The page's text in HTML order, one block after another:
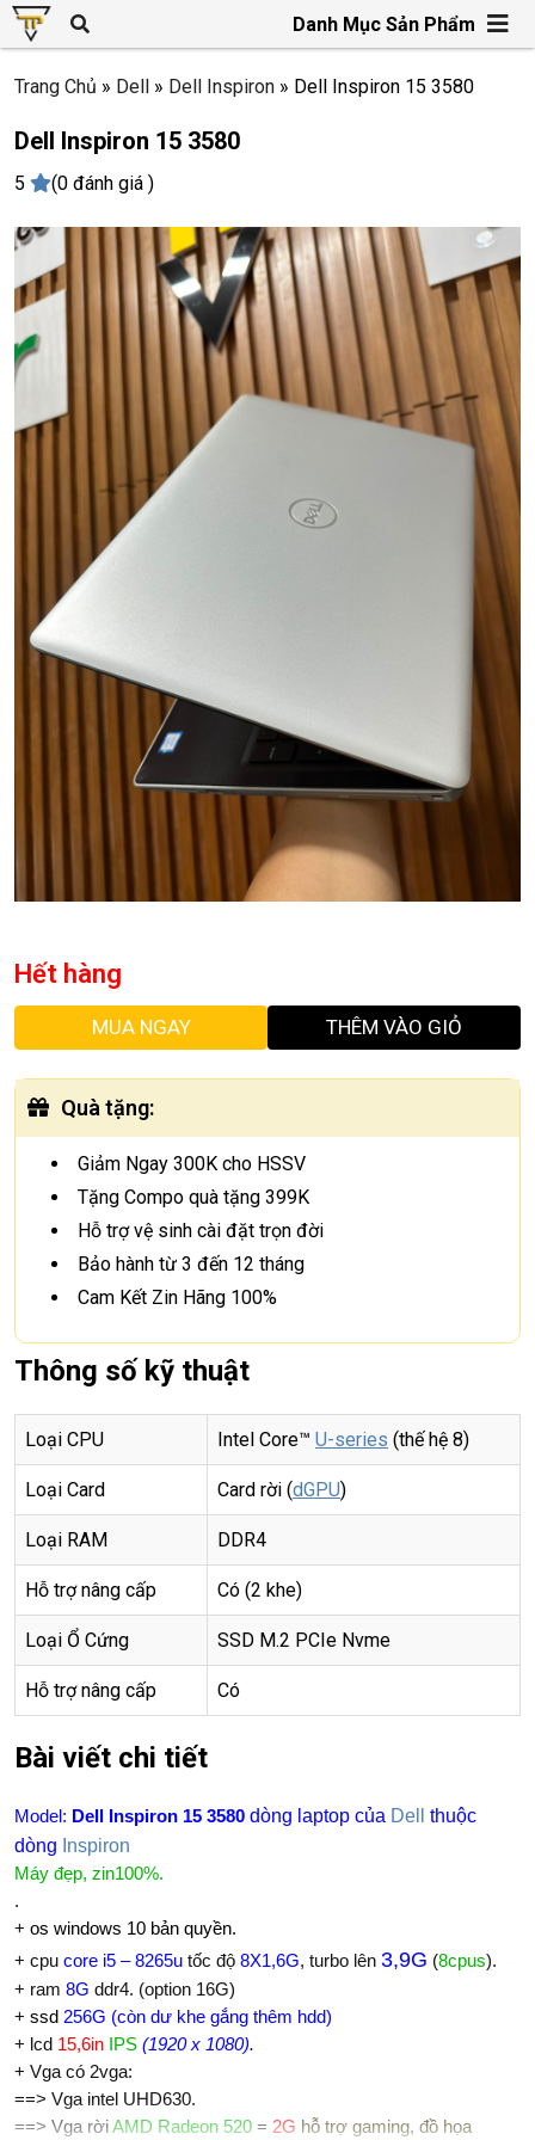
Danh Mục Sản Phẩm
Trang Chủ » Dell » Dell Inspiron » Dell Inspiron 15 3580
Dell Inspiron 15 3580
5 (0 đánh giá )
Hết hàng
MUA NGAY THÊM VÀO GIỎ
Quà tặng:
Giảm Ngay 300K cho HSSV
Tặng Compo quà tặng 399K
Hỗ trợ vệ sinh cài đặt trọn đời
Bảo hành từ 3 đến 12 tháng
Cam Kết Zin Hãng 100%
Thông số kỹ thuật
Loại CPU Intel Core™ U-series (thế hệ 8)
Loại Card Card rời (dGPU)
Loại RAM DDR4
Hỗ trợ nâng cấp Có (2 khe)
Loại Ổ Cứng SSD M.2 PCIe Nvme
Hỗ trợ nâng cấp Có
Bài viết chi tiết
Model: Dell Inspiron 15 3580 dòng laptop của Dell
thuộc
dòng Inspiron
Máy đẹp, zin100%.
.
+ os windows 10 bản quyền.
+ cpu core i5 – 8265u tốc độ 8X1,6G, turbo lên 3,9G (8cpus).
+ ram 8G ddr4. (option 16G)
+ ssd 256G (còn dư khe gắng thêm hdd)
+ lcd 15,6in IPS (1920 x 1080).
+ Vga có 2vga:
==> Vga intel UHD630.
==> Vga rờiAMD Radeon 520 = 2G hỗ trợ gaming, đồ họa